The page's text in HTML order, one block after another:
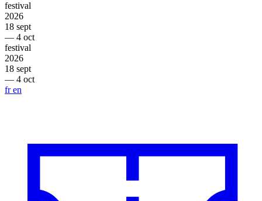
festival
2026
18 sept
— 4 oct
festival
2026
18 sept
— 4 oct
fren